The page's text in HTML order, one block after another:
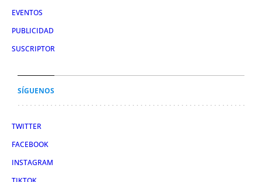
EVENTOS
PUBLICIDAD
SUSCRIPTOR
SÍGUENOS
TWITTER
FACEBOOK
INSTAGRAM